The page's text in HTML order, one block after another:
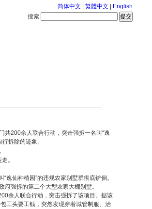
简体中文 繁體中文
English
搜索
共200余人联合行动，突击强拆一名叫“逸
拆除的迹象。
。
仙种植园”的违规农家别墅群彻底铲倒。
强拆的第二个大型农家大棚别墅。
余人联合行动，突击强拆了该项目。据该
工头要工钱，突然发现穿着城管制服、治